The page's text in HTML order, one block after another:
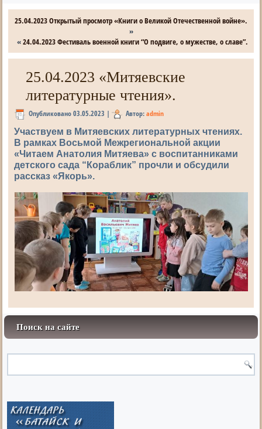
25.04.2023 Открытый просмотр «Книги о Великой Отечественной войне».
»
«24.04.2023 Фестиваль военной книги “О подвиге, о мужестве, о славе”.
25.04.2023 «Митяевские
литературные чтения».
Опубликовано 03.05.2023 | Автор: admin
Участвуем в Митяевских литературных чтениях.
В рамках Восьмой Межрегиональной акции
«Читаем Анатолия Митяева» с воспитанниками
детского сада “Кораблик” прочли и обсудили
рассказ «Якорь».
Поиск на сайте